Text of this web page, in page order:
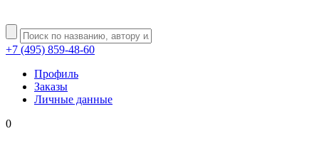
+7 (495) 859-48-60
Профиль
Заказы
Личные данные
0